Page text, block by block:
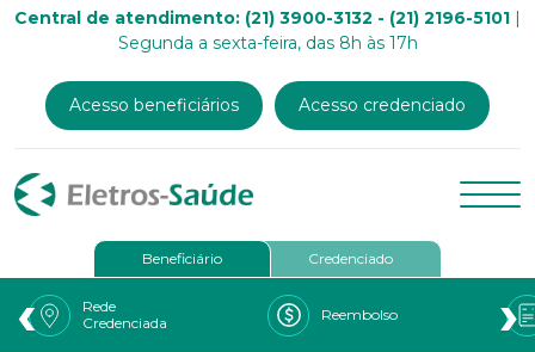
Central de atendimento: (21) 3900-3132 - (21) 2196-5101 |
Segunda a sexta-feira, das 8h às 17h
Acesso beneficiários Acesso credenciado
Beneficiário Credenciado
Rede
Credenciada
Reembolso
‹ ›